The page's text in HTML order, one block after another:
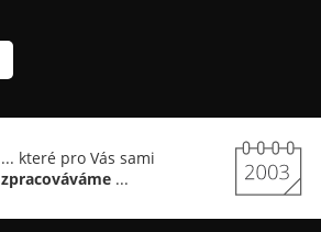
... které pro Vás sami
zpracováváme ...